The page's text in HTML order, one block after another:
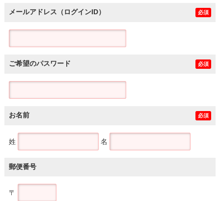
メールアドレス（ログインID） 必須
ご希望のパスワード 必須
お名前 必須
姓 名
郵便番号
〒